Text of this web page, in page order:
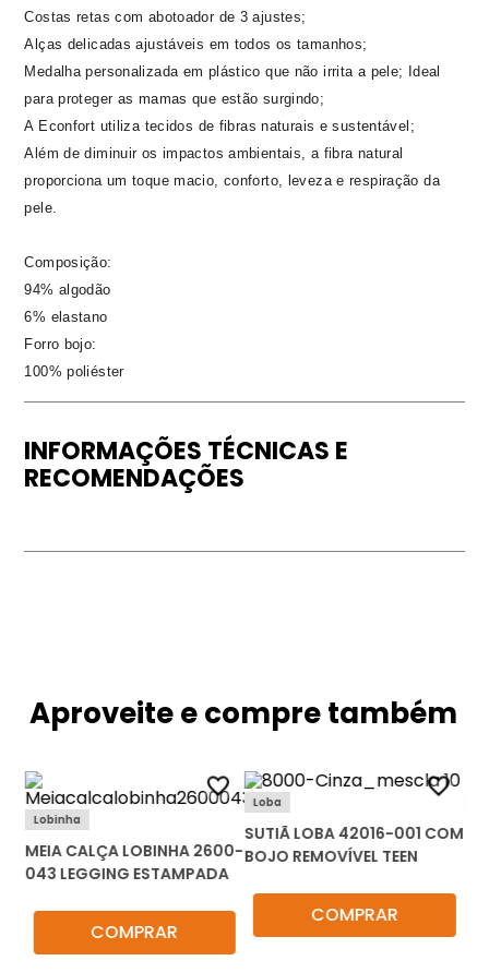
Costas retas com abotoador de 3 ajustes;
Alças delicadas ajustáveis em todos os tamanhos;
Medalha personalizada em plástico que não irrita a pele; Ideal
para proteger as mamas que estão surgindo;
A Econfort utiliza tecidos de fibras naturais e sustentável;
Além de diminuir os impactos ambientais, a fibra natural
proporciona um toque macio, conforto, leveza e respiração da
pele.
Composição:
94% algodão
6% elastano
Forro bojo:
100% poliéster
INFORMAÇÕES TÉCNICAS E
RECOMENDAÇÕES
Aproveite e compre também
Lobinha
MEIA CALÇA LOBINHA 2600-
043 LEGGING ESTAMPADA
COMPRAR
Loba
SUTIÃ LOBA 42016-001 COM
BOJO REMOVÍVEL TEEN
COMPRAR